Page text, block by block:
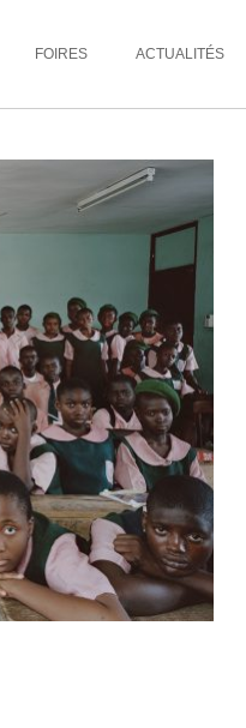
FOIRES ACTUALITÉS